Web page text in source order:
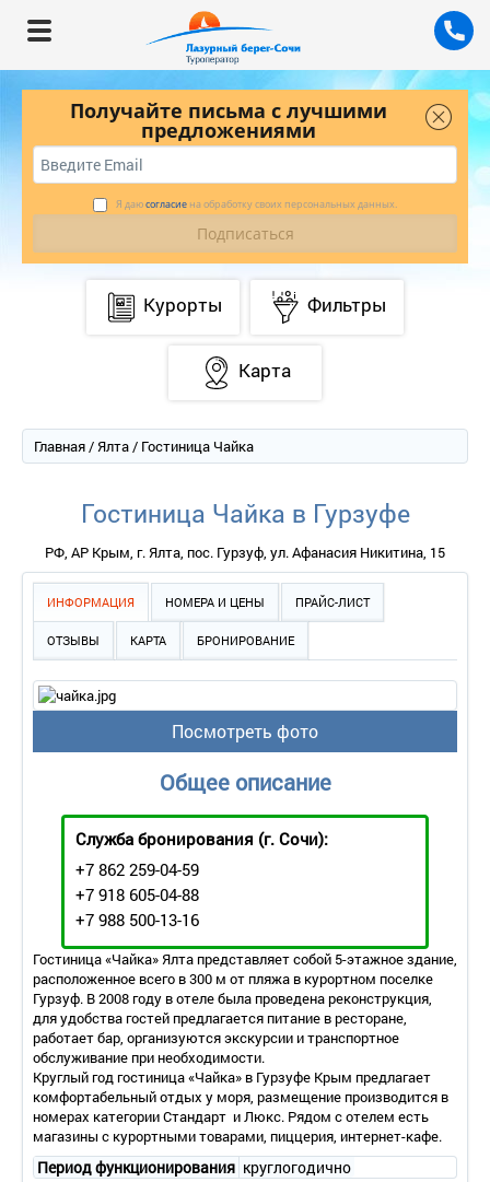
Получайте письма с лучшими
предложениями
Я даюсогласие на обработку своих персональных данных.
Курорты Фильтры
Карта
Главная/Ялта/ Гостиница Чайка
Гостиница Чайка в Гурзуфе
РФ, АР Крым, г. Ялта, пос. Гурзуф, ул. Афанасия Никитина, 15
ИНФОРМАЦИЯ НОМЕРА И ЦЕНЫ ПРАЙС-ЛИСТ
ОТЗЫВЫ КАРТА БРОНИРОВАНИЕ
Посмотреть фото
Общее описание
Служба бронирования (г. Сочи):
+7 862 259-04-59
+7 918 605-04-88
+7 988 500-13-16
Гостиница «Чайка» Ялта представляет собой 5-этажное здание,
расположенное всего в 300 м от пляжа в курортном поселке
Гурзуф. В 2008 году в отеле была проведена реконструкция,
для удобства гостей предлагается питание в ресторане,
работает бар, организуются экскурсии и транспортное
обслуживание при необходимости.
Круглый год гостиница «Чайка» в Гурзуфе Крым предлагает
комфортабельный отдых у моря, размещение производится в
номерах категории Стандарт и Люкс. Рядом с отелем есть
магазины с курортными товарами, пиццерия, интернет-кафе.
Период функционирования круглогодично